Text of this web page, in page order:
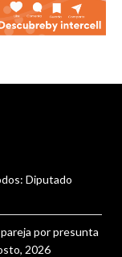
Diputado
por presunta
2026